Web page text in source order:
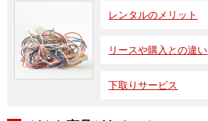
レンタルのメリット
リースや購入との違い
下取りサービス